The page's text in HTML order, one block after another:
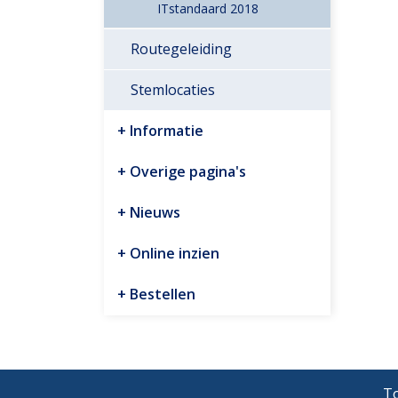
ITstandaard 2018
Routegeleiding
Stemlocaties
Informatie
Overige pagina's
Nieuws
Online inzien
Bestellen